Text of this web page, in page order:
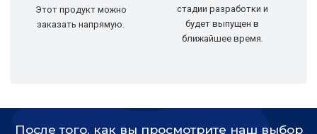
Этот продукт можно
заказать напрямую.
стадии разработки и
будет выпущен в
ближайшее время.
После того, как вы просмотрите наш выбор